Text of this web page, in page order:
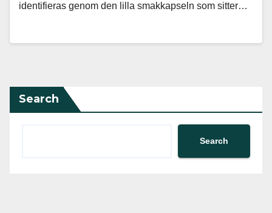
identifieras genom den lilla smakkapseln som sitter…
Search
Search